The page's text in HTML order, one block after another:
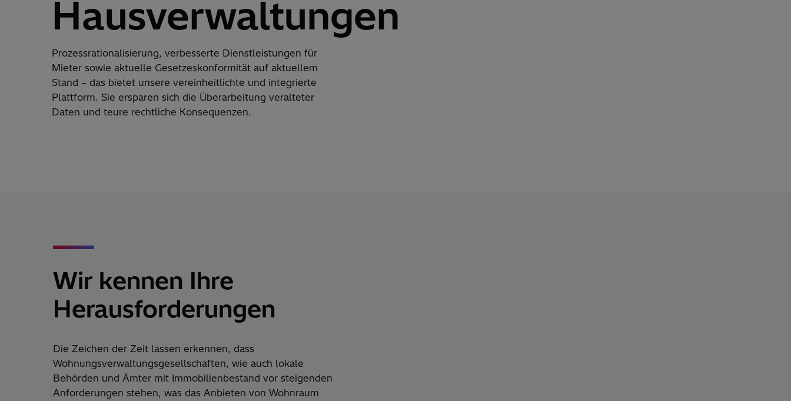
Hausverwaltungen
Prozessrationalisierung, verbesserte Dienstleistungen für
Mieter sowie aktuelle Gesetzeskonformität auf aktuellem
Stand – das bietet unsere vereinheitlichte und integrierte
Plattform. Sie ersparen sich die Überarbeitung veralteter
Daten und teure rechtliche Konsequenzen.
Wir kennen Ihre
Herausforderungen
Die Zeichen der Zeit lassen erkennen, dass
Wohnungsverwaltungsgesellschaften, wie auch lokale
Behörden und Ämter mit Immobilienbestand vor steigenden
Anforderungen stehen, was das Anbieten von Wohnraum